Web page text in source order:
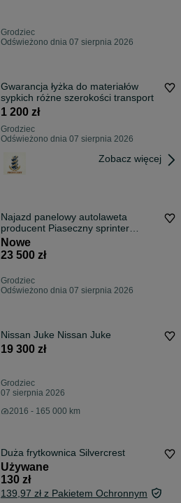
Grodziec
Odświeżono dnia 07 sierpnia 2026
Gwarancja łyżka do materiałów
sypkich różne szerokości transport
1 200 zł
Grodziec
Odświeżono dnia 07 sierpnia 2026
Zobacz więcej
Najazd panelowy autolaweta
producent Piaseczny sprinter
crafter iveco
Nowe
23 500 zł
Grodziec
Odświeżono dnia 07 sierpnia 2026
Nissan Juke Nissan Juke
19 300 zł
Grodziec
07 sierpnia 2026
2016 - 165 000 km
Duża frytkownica Silvercrest
Używane
130 zł
139,97 zł z Pakietem Ochronnym